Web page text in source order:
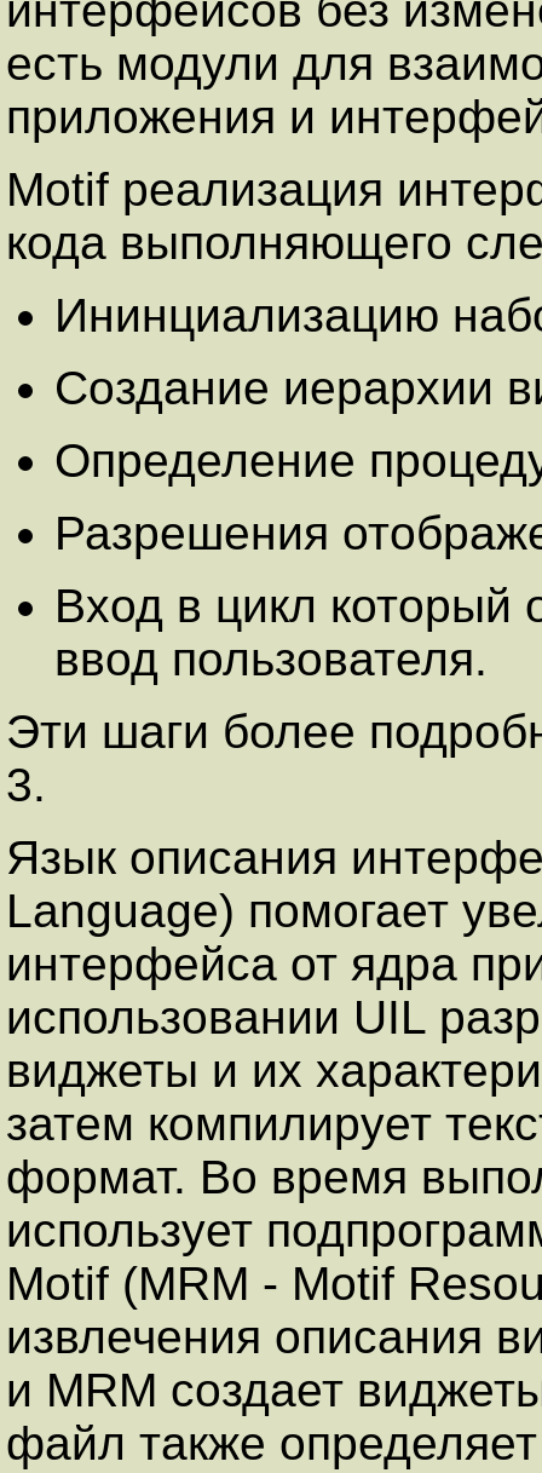
есть модули для
приложения и
Motif реализация
кода выполняющего
Ининциализацию
Создание иерархии
Определение
Разрешения
Вход в цикл который
ввод пользователя.
Эти шаги более
3.
Язык описания
Language) помогает
интерфейса от ядра
использовании UIL
виджеты и их
затем компилирует
формат. Во время
использует
Motif (MRM - Motif
извлечения описания
и MRM создает
файл также